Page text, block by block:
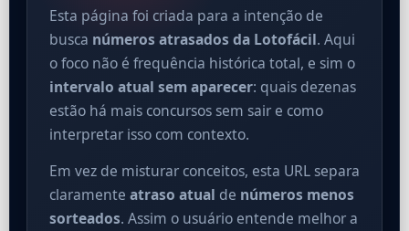
Esta página foi criada para a intenção de
busca números atrasados da Lotofácil. Aqui
o foco não é frequência histórica total, e sim o
intervalo atual sem aparecer: quais dezenas
estão há mais concursos sem sair e como
interpretar isso com contexto.
Em vez de misturar conceitos, esta URL separa
claramente atraso atual de números menos
sorteados. Assim o usuário entende melhor a